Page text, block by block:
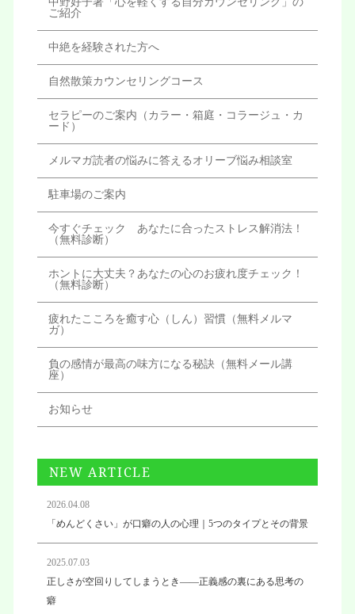
ご紹介
中絶を経験された方へ
自然散策カウンセリングコース
セラピーのご案内（カラー・箱庭・コラージュ・カ
ード）
メルマガ読者の悩みに答えるオリーブ悩み相談室
駐車場のご案内
今すぐチェック あなたに合ったストレス解消法！
（無料診断）
ホントに大丈夫？あなたの心のお疲れ度チェック！
（無料診断）
疲れたこころを癒す心（しん）習慣（無料メルマ
ガ）
負の感情が最高の味方になる秘訣（無料メール講
座）
お知らせ
NEW ARTICLE
2026.04.08
「めんどくさい」が口癖の人の心理｜5つのタイプとその背景
2025.07.03
正しさが空回りしてしまうとき——正義感の裏にある思考の
癖